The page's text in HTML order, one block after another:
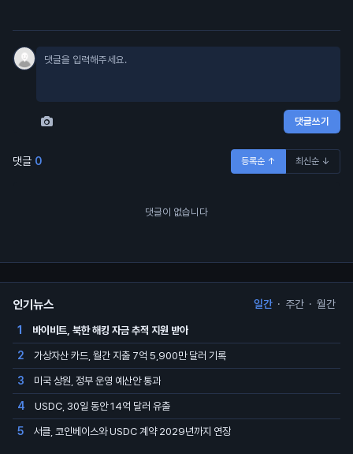
댓글쓰기
댓글 0 등록순 ↑ 최신순 ↓
댓글이 없습니다
인기뉴스 일간 · 주간 · 월간
1 바이비트, 북한 해킹 자금 추적 지원 받아
2 가상자산 카드, 월간 지출 7억 5,900만 달러 기록
3 미국 상원, 정부 운영 예산안 통과
4 USDC, 30일 동안 14억 달러 유출
5 서클, 코인베이스와 USDC 계약 2029년까지 연장